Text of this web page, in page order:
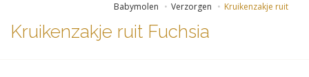
Babymolen Verzorgen Kruikenzakje ruit
Kruikenzakje ruit Fuchsia